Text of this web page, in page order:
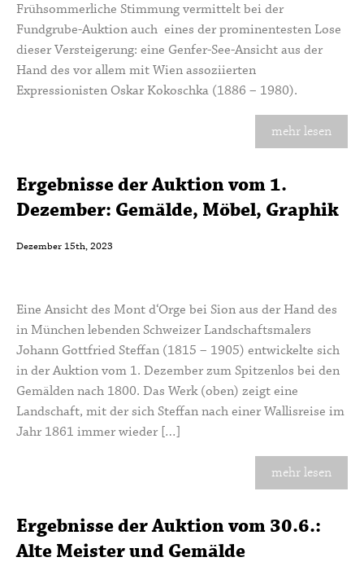
Frühsommerliche Stimmung vermittelt bei der
Fundgrube-Auktion auch eines der prominentesten Lose
dieser Versteigerung: eine Genfer-See-Ansicht aus der
Hand des vor allem mit Wien assoziierten
Expressionisten Oskar Kokoschka (1886 – 1980).
mehr lesen
Ergebnisse der Auktion vom 1.
Dezember: Gemälde, Möbel, Graphik
Dezember 15th, 2023
Eine Ansicht des Mont d‘Orge bei Sion aus der Hand des
in München lebenden Schweizer Landschaftsmalers
Johann Gottfried Steffan (1815 – 1905) entwickelte sich
in der Auktion vom 1. Dezember zum Spitzenlos bei den
Gemälden nach 1800. Das Werk (oben) zeigt eine
Landschaft, mit der sich Steffan nach einer Wallisreise im
Jahr 1861 immer wieder […]
mehr lesen
Ergebnisse der Auktion vom 30.6.:
Alte Meister und Gemälde